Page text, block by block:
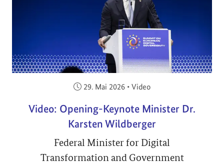
Veröffentlicht am:
29. Mai 2026 • Video
Video: Opening-Keynote Minister Dr.
Karsten Wildberger
Federal Minister for Digital
Transformation and Government